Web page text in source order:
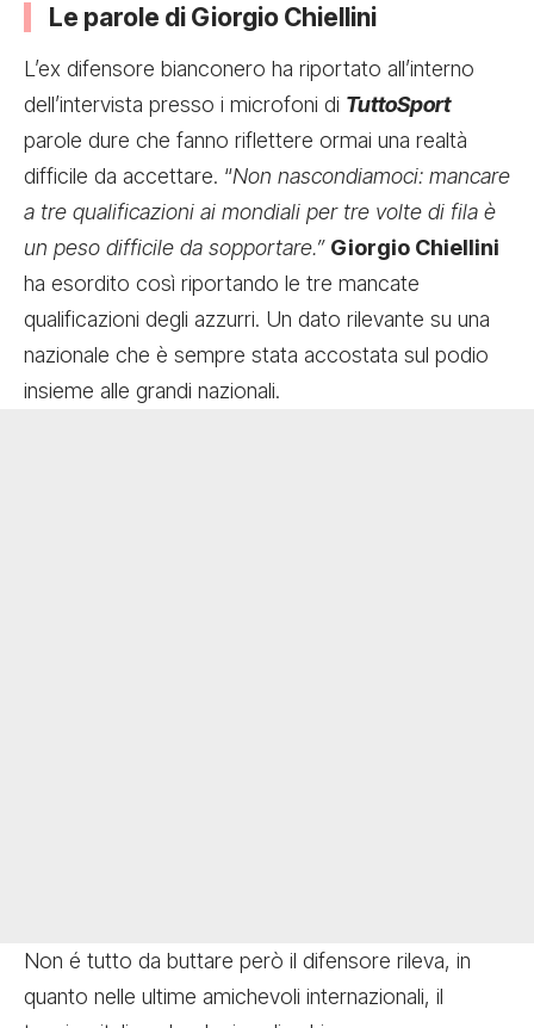
Le parole di Giorgio Chiellini
L’ex difensore bianconero ha riportato all’interno
dell’intervista presso i microfoni di TuttoSport
parole dure che fanno riflettere ormai una realtà
difficile da accettare. “Non nascondiamoci: mancare
a tre qualificazioni ai mondiali per tre volte di fila è
un peso difficile da sopportare.” Giorgio Chiellini
ha esordito così riportando le tre mancate
qualificazioni degli azzurri. Un dato rilevante su una
nazionale che è sempre stata accostata sul podio
insieme alle grandi nazionali.
Non é tutto da buttare però il difensore rileva, in
quanto nelle ultime amichevoli internazionali, il